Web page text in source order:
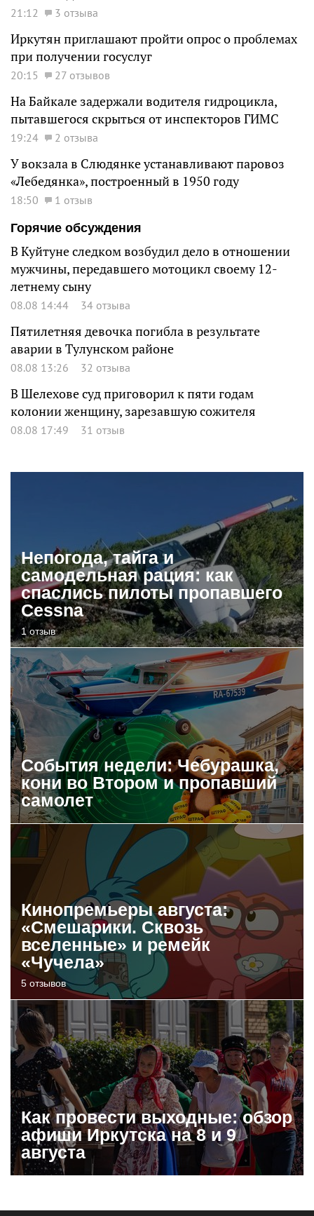
21:12 3 отзыва
Иркутян приглашают пройти опрос о проблемах
при получении госуслуг
20:15 27 отзывов
На Байкале задержали водителя гидроцикла,
пытавшегося скрыться от инспекторов ГИМС
19:24 2 отзыва
У вокзала в Слюдянке устанавливают паровоз
«Лебедянка», построенный в 1950 году
18:50
1 отзыв
Горячие обсуждения
В Куйтуне следком возбудил дело в отношении
мужчины, передавшего мотоцикл своему 12-
летнему сыну
08.08 14:44 34 отзыва
Пятилетняя девочка погибла в результате
аварии в Тулунском районе
08.08 13:26 32 отзыва
В Шелехове суд приговорил к пяти годам
колонии женщину, зарезавшую сожителя
08.08 17:49 31 отзыв
Непогода, тайга и
самодельная рация: как
спаслись пилоты пропавшего
Cessna
1 отзыв
События недели: Чебурашка,
кони во Втором и пропавший
самолет
Кинопремьеры августа:
«Смешарики. Сквозь
вселенные» и ремейк
«Чучела»
5 отзывов
Как провести выходные: обзор
афиши Иркутска на 8 и 9
августа